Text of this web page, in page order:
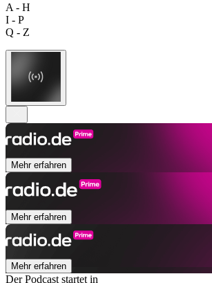
A - H
I - P
Q - Z
Mehr erfahren
Mehr erfahren
Mehr erfahren
Der Podcast startet in